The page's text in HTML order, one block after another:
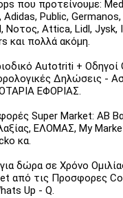
που προτείνουμε:
Adidas, Public,
Νοτος, Attica, Lidl, Jysk,
και πολλά ακόμη.
Autotriti + Οδηγοί
Δηλώσεις -
ΕΦΟΡΙΑΣ.
Super Market: ΑΒ
ΕΛΟΜΑΣ, My
κα.
δώρα σε Χρόνο
από τις Προσφορες
Up - Q.